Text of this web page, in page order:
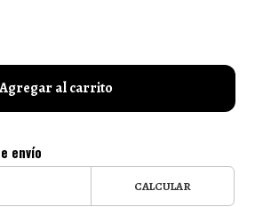
Agregar al carrito
envío
CALCULAR